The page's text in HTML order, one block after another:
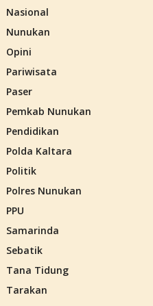
Nasional
Nunukan
Opini
Pariwisata
Paser
Pemkab Nunukan
Pendidikan
Polda Kaltara
Politik
Polres Nunukan
PPU
Samarinda
Sebatik
Tana Tidung
Tarakan